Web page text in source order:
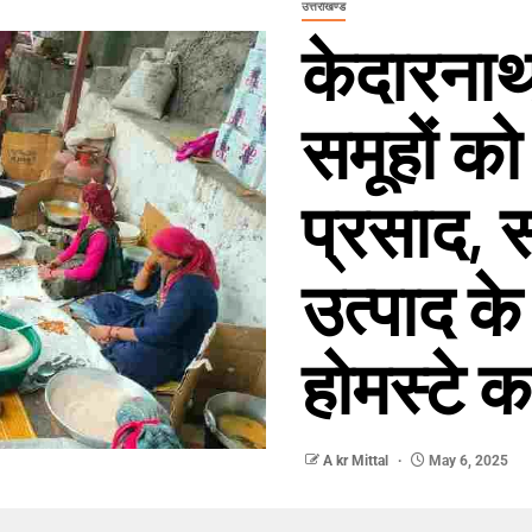
उत्तराखण्ड
समूहों को
प्रसाद,
उत्पाद
होमस्टे
A kr Mittal May 6, 2025